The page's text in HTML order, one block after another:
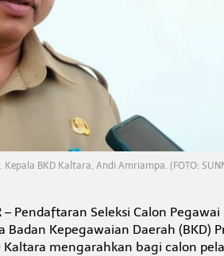
Kepala BKD Kaltara, Andi Amriampa. (FOTO:
– Pendaftaran Seleksi Calon Pegawai
Badan Kepegawaian Daerah (BKD)
Kaltara mengarahkan bagi calon